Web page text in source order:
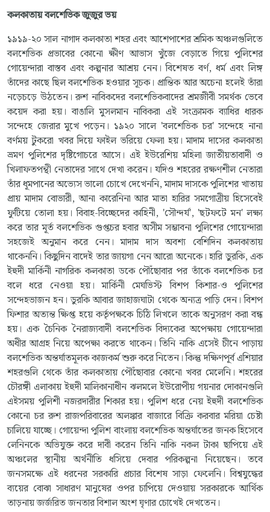
কলকাতায়বলশেভিকজুজুরভয়
১৯১৯-২০ সাল নাগাদ কলকাতা শহর এবং আশেপাশের শ্রমিক অঞ্চলগুলিতে
বলশেভিক প্রভাবের কোনো ক্ষীণ আভাস খুঁজে বেড়াতে গিয়ে পুলিশের
গোয়েন্দারা বাস্তব এবং কল্পনার আশ্রয় নেন। বিশেষত বর্ণ, ধর্ম এবং লিঙ্গ
তাঁদের কাছে ছিল বলশেভিক হওয়ার সূচক। প্রান্তিক আর অচেনা হলেই তাঁরা
নড়েচড়ে উঠতেন। রুশ নাবিকদের বলশেভিকবাদের শ্রমজীবী সমর্থক ভেবে
কয়েদ করা হয়। বাঙালি মুসলমান নাবিকরা এই সংক্রামক ব্যাধির ধারক
সন্দেহে জেরার মুখে পড়েন। ১৯২০ সালে 'বলশেভিক চর' সন্দেহে নানা
বর্ণময় টুকরো খবর দিয়ে ফাইল ভরিয়ে ফেলা হয়। মাদাম দাসের কলকাতা
ভ্রমণ পুলিশের দৃষ্টিগোচরে আসে। এই ইউরেশিয় মহিলা জাতীয়তাবাদী ও
খিলাফতপন্থী নেতাদের সাথে দেখা করেন। যদিও শহরের রক্ষণশীল নেতারা
তাঁর ধূমপানের অভ্যেস ভালো চোখে দেখেননি, মাদাম দাসকে পুলিশের খাতায়
প্রায় মাদাম বোভারী, আনা কারেনিনা আর মাতা হারির সমগোত্রীয় হিসেবেই
ফুটিয়ে তোলা হয়। বিবাহ-বিচ্ছেদের কাহিনী, 'সৌন্দর্য', 'ছটফটে মন' লক্ষ্য
করে তার মূর্ত বলশেভিক গুপ্তচর হবার অসীম সম্ভাবনা পুলিশের গোয়েন্দারা
সহজেই অনুমান করে নেন। মাদাম দাস অবশ্য বেশিদিন কলকাতায়
থাকেননি। কিছুদিন বাদেই তার জায়গা নেন আরো অনেকে। হারি ডুরকি, এক
ইহুদী মার্কিনী নাগরিক কলকাতা ডকে পৌঁছোবার পর তাঁকে বলশেভিক চর
বলে ধরে নেওয়া হয়। মার্কিনী মেঘভিস্ট বিশপ কিশার-ও পুলিশের
সন্দেহভাজন হন। ডুরকি আবার জাহাজঘাটা থেকে অন্যত্র পাড়ি দেন। বিশপ
ফিশার অত্যন্ত ক্ষিপ্ত হয়ে কর্তৃপক্ষকে চিঠি লিখলে তাকে অনুসরণ করা বন্ধ
হয়। এক চৈনিক নৈরাজ্যবাদী বলশেভিক বিদ্যকের অপেক্ষায় গোয়েন্দারা
অধীর আগ্রহ নিয়ে অপেক্ষা করতে থাকেন। তিনি নাকি এসেই চীনে পাড়ায়
বলশেভিক অন্তর্ঘাতমূলক কাজকর্ম শুরু করে নিতেন। কিন্তু দক্ষিণপূর্ব এশিয়ার
শহরগুলি থেকে তাঁর কলকাতায় পৌঁছোবার কোনো খবর মেলেনি। শহরের
চৌরঙ্গী এলাকায় ইহুদী মালিকানাধীন ঝলমলে ইউরোপীয় গয়নার দোকানগুলি
এইসময় পুলিশী নজরদারীর শিকার হয়। পুলিশ ধরে নেয় ইহুদী বলশেভিক
কোনো চর রুশ রাজপরিবারের অলঙ্কার বাজারে বিক্রি করবার মরিয়া চেষ্টা
চালিয়ে যাচ্ছে। গোয়েন্দা পুলিশ বাংলায় বলশেভিক অন্তর্ঘাতের জনক হিসেবে
লেনিনকে অভিযুক্ত করে দাবী করেন তিনি নাকি নকল টাকা ছাপিয়ে এই
অঞ্চলের স্থানীয় অর্থনীতি ধসিয়ে দেবার পরিকল্পনা নিয়েছেন। তবে
জনসমক্ষে এই ধরনের সরকারি প্রচার বিশেষ সাড়া ফেলেনি। বিশ্বযুদ্ধের
ব্যয়ের বোঝা সাধারণ মানুষের ওপর চাপিয়ে দেওয়ায় সরকারকে আর্থিক
তাড়নায় জর্জরিত জনতার বিশাল অংশ ঘৃণার চোখেই দেখতেন।